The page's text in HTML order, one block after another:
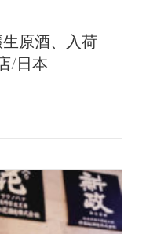
原酒、入荷
/日本